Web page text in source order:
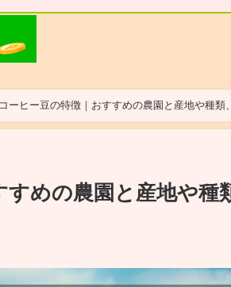
ーヒー豆の特徴｜おすすめの農園と産地や種類
めの農園と産地や種